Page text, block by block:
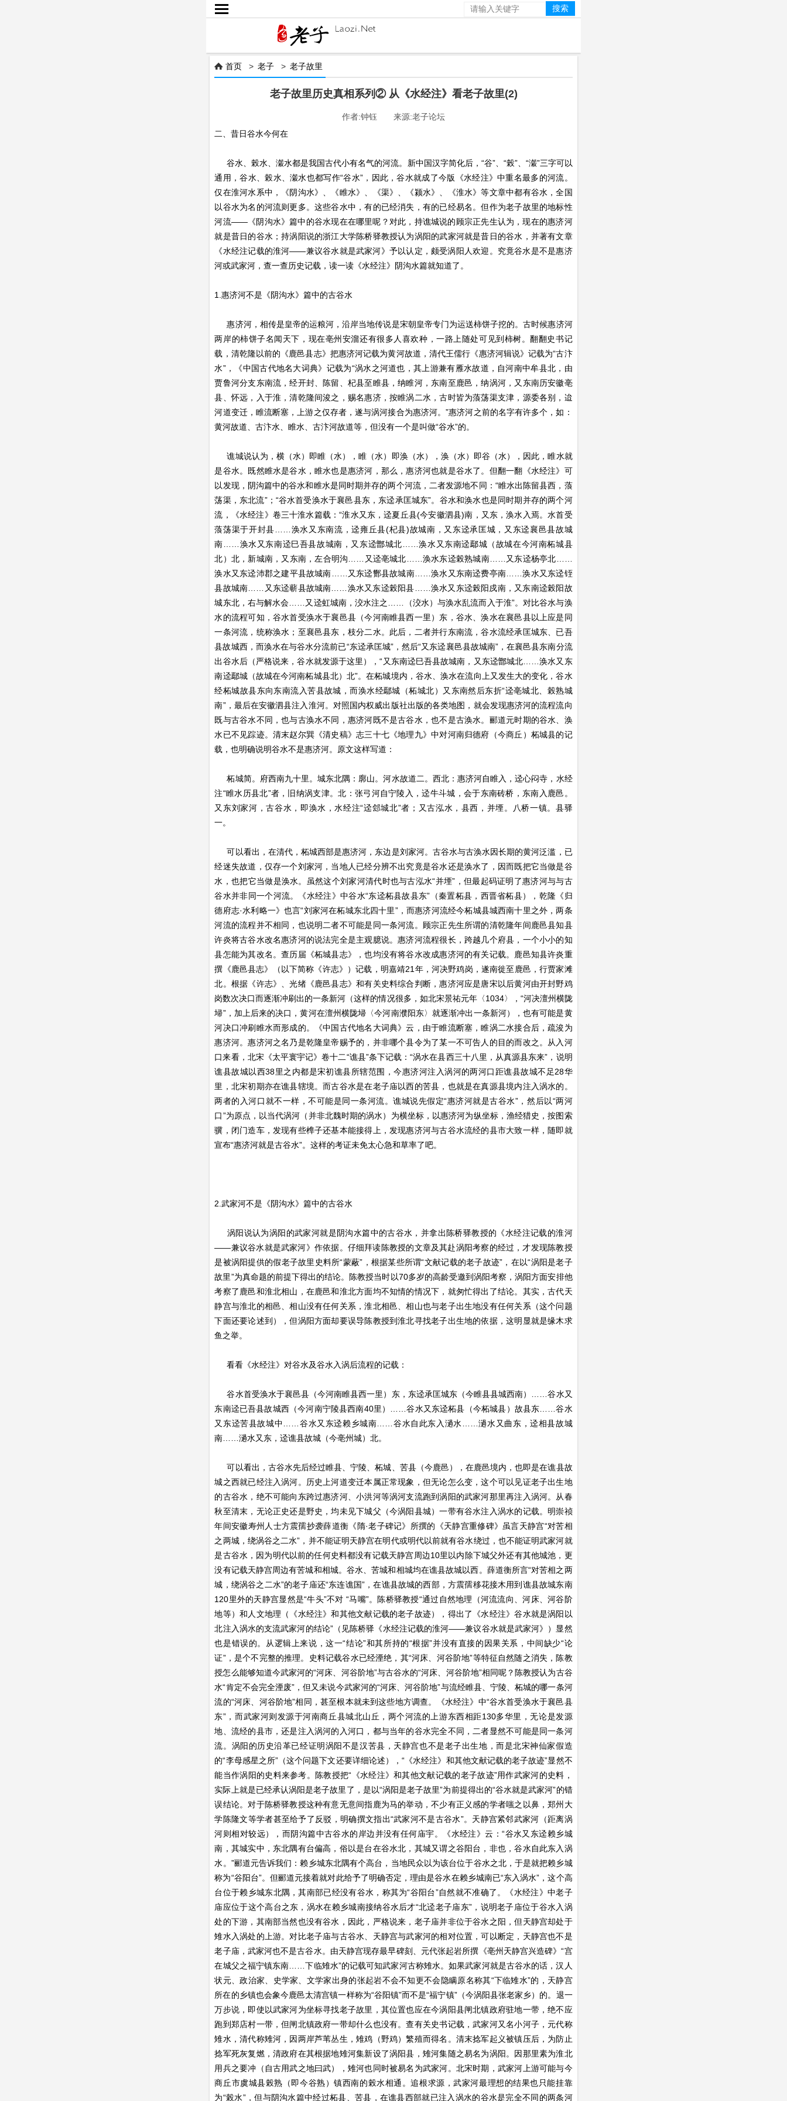

 首页 >老子 >老子故里
老子故里历史真相系列② 从《水经注》看老子故里(2)
作者:钟钰 来源:老子论坛
二、昔日谷水今何在
谷水、榖水、瀔水都是我国古代小有名气的河流。新中国汉字简化后，“谷”、“榖”、“瀔”三字可以
通用，谷水、榖水、瀔水也都写作“谷水”，因此，谷水就成了今版《水经注》中重名最多的河流。
仅在淮河水系中，《阴沟水》、《睢水》、《渠》、《颍水》、《淮水》等文章中都有谷水，全国
以谷水为名的河流则更多。这些谷水中，有的已经消失，有的已经易名。但作为老子故里的地标性
河流——《阴沟水》篇中的谷水现在在哪里呢？对此，持谯城说的顾宗正先生认为，现在的惠济河
就是昔日的谷水；持涡阳说的浙江大学陈桥驿教授认为涡阳的武家河就是昔日的谷水，并著有文章
《水经注记载的淮河——兼议谷水就是武家河》予以认定，颇受涡阳人欢迎。究竟谷水是不是惠济
河或武家河，查一查历史记载，读一读《水经注》阴沟水篇就知道了。
1.惠济河不是《阴沟水》篇中的古谷水
惠济河，相传是皇帝的运粮河，沿岸当地传说是宋朝皇帝专门为运送柿饼子挖的。古时候惠济河
两岸的柿饼子名闻天下，现在亳州安溜还有很多人喜欢种，一路上随处可见到柿树。翻翻史书记
载，清乾隆以前的《鹿邑县志》把惠济河记载为黄河故道，清代王儒行《惠济河辑说》记载为“古汴
水”，《中国古代地名大词典》记载为“涡水之河道也，其上游兼有雁水故道，自河南中牟县北，由
贾鲁河分支东南流，经开封、陈留、杞县至睢县，纳睢河，东南至鹿邑，纳涡河，又东南历安徽亳
县、怀远，入于淮，清乾隆间浚之，赐名惠济，按睢涡二水，古时皆为蒗荡渠支津，源委各别，迨
河道变迁，睢流断塞，上游之仅存者，遂与涡河接合为惠济河。”惠济河之前的名字有许多个，如：
黄河故道、古汴水、睢水、古汴河故道等，但没有一个是叫做“谷水”的。
谯城说认为，横（水）即睢（水），睢（水）即涣（水），涣（水）即谷（水），因此，睢水就
是谷水。既然睢水是谷水，睢水也是惠济河，那么，惠济河也就是谷水了。但翻一翻《水经注》可
以发现，阴沟篇中的谷水和睢水是同时期并存的两个河流，二者发源地不同：“睢水出陈留县西，蒗
荡渠，东北流”；“谷水首受涣水于襄邑县东，东迳承匡城东”。谷水和涣水也是同时期并存的两个河
流，《水经注》卷三十淮水篇载：“淮水又东，迳夏丘县(今安徽泗县)南，又东，涣水入焉。水首受
蒗荡渠于开封县……涣水又东南流，迳雍丘县(杞县)故城南，又东迳承匡城，又东迳襄邑县故城
南……涣水又东南迳巳吾县故城南，又东迳鄫城北……涣水又东南迳鄢城（故城在今河南柘城县
北）北，新城南，又东南，左合明沟……又迳亳城北……涣水东迳榖熟城南……又东迳杨亭北……
涣水又东迳沛郡之建平县故城南……又东迳酂县故城南……涣水又东南迳费亭南……涣水又东迳铚
县故城南……又东迳蕲县故城南……涣水又东迳榖阳县……涣水又东迳榖阳戍南，又东南迳榖阳故
城东北，右与解水会……又迳虹城南，洨水注之……（洨水）与涣水乱流而入于淮”。对比谷水与涣
水的流程可知，谷水首受涣水于襄邑县（今河南睢县西一里）东，谷水、涣水在襄邑县以上应是同
一条河流，统称涣水；至襄邑县东，枝分二水。此后，二者并行东南流，谷水流经承匡城东、已吾
县故城西，而涣水在与谷水分流前已“东迳承匡城”，然后“又东迳襄邑县故城南”，在襄邑县东南分流
出谷水后（严格说来，谷水就发源于这里），“又东南迳巳吾县故城南，又东迳鄫城北……涣水又东
南迳鄢城（故城在今河南柘城县北）北”。在柘城境内，谷水、涣水在流向上又发生大的变化，谷水
经柘城故县东向东南流入苦县故城，而涣水经鄢城（柘城北）又东南然后东折“迳亳城北、榖熟城
南”，最后在安徽泗县注入淮河。对照国内权威出版社出版的各类地图，就会发现惠济河的流程流向
既与古谷水不同，也与古涣水不同，惠济河既不是古谷水，也不是古涣水。郦道元时期的谷水、涣
水已不见踪迹。清末赵尔巽《清史稿》志三十七《地理九》中对河南归德府（今商丘）柘城县的记
载，也明确说明谷水不是惠济河。原文这样写道：
柘城简。府西南九十里。城东北隅：廓山。河水故道二。西北：惠济河自睢入，迳心闷寺，水经
注“睢水历县北”者，旧纳涡支津。北：张弓河自宁陵入，迳牛斗城，会于东南砖桥，东南入鹿邑。
又东刘家河，古谷水，即涣水，水经注“迳郐城北”者；又古泓水，县西，并堙。八桥一镇。县驿
一。
可以看出，在清代，柘城西部是惠济河，东边是刘家河。古谷水与古涣水因长期的黄河泛滥，已
经迷失故道，仅存一个刘家河，当地人已经分辨不出究竟是谷水还是涣水了，因而既把它当做是谷
水，也把它当做是涣水。虽然这个刘家河清代时也与古泓水“并堙”，但最起码证明了惠济河与与古
谷水并非同一个河流。《水经注》中谷水“东迳柘县故县东”（秦置柘县，西晋省柘县），乾隆《归
德府志·水利略一》也言“刘家河在柘城东北四十里”，而惠济河流经今柘城县城西南十里之外，两条
河流的流程并不相同，也说明二者不可能是同一条河流。顾宗正先生所谓的清乾隆年间鹿邑县知县
许炎将古谷水改名惠济河的说法完全是主观臆说。惠济河流程很长，跨越几个府县，一个小小的知
县怎能为其改名。查历届《柘城县志》，也均没有将谷水改成惠济河的有关记载。鹿邑知县许炎重
撰《鹿邑县志》（以下简称《许志》）记载，明嘉靖21年，河决野鸡岗，遂南徙至鹿邑，行贾家滩
北。根据《许志》、光绪《鹿邑县志》和有关史料综合判断，惠济河应是唐宋以后黄河由开封野鸡
岗数次决口而逐渐冲刷出的一条新河（这样的情况很多，如北宋景祐元年〈1034〉，“河决澶州横陇
埽”，加上后来的决口，黄河在澶州横陇埽〈今河南濮阳东〉就逐渐冲出一条新河），也有可能是黄
河决口冲刷睢水而形成的。《中国古代地名大词典》云，由于睢流断塞，睢涡二水接合后，疏浚为
惠济河。惠济河之名乃是乾隆皇帝赐予的，并非哪个县令为了某一不可告人的目的而改之。从入河
口来看，北宋《太平寰宇记》卷十二“谯县”条下记载：“涡水在县西三十八里，从真源县东来”，说明
谯县故城以西38里之内都是宋初谯县所辖范围，今惠济河注入涡河的两河口距谯县故城不足28华
里，北宋初期亦在谯县辖境。而古谷水是在老子庙以西的苦县，也就是在真源县境内注入涡水的。
两者的入河口就不一样，不可能是同一条河流。谯城说先假定“惠济河就是古谷水”，然后以“两河
口”为原点，以当代涡河（并非北魏时期的涡水）为横坐标，以惠济河为纵坐标，渔经猎史，按图索
骥，闭门造车，发现有些榫子还基本能接得上，发现惠济河与古谷水流经的县市大致一样，随即就
宣布“惠济河就是古谷水”。这样的考证未免太心急和草率了吧。
2.武家河不是《阴沟水》篇中的古谷水
涡阳说认为涡阳的武家河就是阴沟水篇中的古谷水，并拿出陈桥驿教授的《水经注记载的淮河
——兼议谷水就是武家河》作依据。仔细拜读陈教授的文章及其赴涡阳考察的经过，才发现陈教授
是被涡阳提供的假老子故里史料所“蒙蔽”，根据某些所谓“文献记载的老子故迹”，在以“涡阳是老子
故里”为真命题的前提下得出的结论。陈教授当时以70多岁的高龄受邀到涡阳考察，涡阳方面安排他
考察了鹿邑和淮北相山，在鹿邑和淮北方面均不知情的情况下，就匆忙得出了结论。其实，古代天
静宫与淮北的相邑、相山没有任何关系，淮北相邑、相山也与老子出生地没有任何关系（这个问题
下面还要论述到），但涡阳方面却要误导陈教授到淮北寻找老子出生地的依据，这明显就是缘木求
鱼之举。
看看《水经注》对谷水及谷水入涡后流程的记载：
谷水首受涣水于襄邑县（今河南睢县西一里）东，东迳承匡城东（今睢县县城西南）……谷水又
东南迳已吾县故城西（今河南宁陵县西南40里）……谷水又东迳柘县（今柘城县）故县东……谷水
又东迳苦县故城中……谷水又东迳赖乡城南……谷水自此东入濄水……濄水又曲东，迳相县故城
南……濄水又东，迳谯县故城（今亳州城）北。
可以看出，古谷水先后经过睢县、宁陵、柘城、苦县（今鹿邑），在鹿邑境内，也即是在谯县故
城之西就已经注入涡河。历史上河道变迁本属正常现象，但无论怎么变，这个可以见证老子出生地
的古谷水，绝不可能向东跨过惠济河、小洪河等涡河支流跑到涡阳的武家河那里再注入涡河。从春
秋至清末，无论正史还是野史，均未见下城父（今涡阳县城）一带有谷水注入涡水的记载。明崇祯
年间安徽寿州人士方震孺抄袭薛道衡《隋·老子碑记》所撰的《天静宫重修碑》虽言天静宫“对苦相
之两城，绕涡谷之二水”，并不能证明天静宫在明代或明代以前就有谷水绕过，也不能证明武家河就
是古谷水，因为明代以前的任何史料都没有记载天静宫周边10里以内除下城父外还有其他城池，更
没有记载天静宫周边有苦城和相城。谷水、苦城和相城均在谯县故城以西。薛道衡所言“对苦相之两
城，绕涡谷之二水”的老子庙还“东连谯国”，在谯县故城的西部，方震孺移花接木用到谯县故城东南
120里外的天静宫显然是“牛头”不对 “马嘴”。陈桥驿教授“通过自然地理（河流流向、河床、河谷阶
地等）和人文地理（《水经注》和其他文献记载的老子故迹），得出了《水经注》谷水就是涡阳以
北注入涡水的支流武家河的结论”（见陈桥驿《水经注记载的淮河——兼议谷水就是武家河》）显然
也是错误的。从逻辑上来说，这一“结论”和其所持的“根据”并没有直接的因果关系，中间缺少“论
证”，是个不完整的推理。史料记载谷水已经湮绝，其“河床、河谷阶地”等特征自然随之消失，陈教
授怎么能够知道今武家河的“河床、河谷阶地”与古谷水的“河床、河谷阶地”相同呢？陈教授认为古谷
水“肯定不会完全湮废”，但又未说今武家河的“河床、河谷阶地”与流经睢县、宁陵、柘城的哪一条河
流的“河床、河谷阶地”相同，甚至根本就未到这些地方调查。《水经注》中“谷水首受涣水于襄邑县
东”，而武家河则发源于河南商丘县城北山丘，两个河流的上游东西相距130多华里，无论是发源
地、流经的县市，还是注入涡河的入河口，都与当年的谷水完全不同，二者显然不可能是同一条河
流。涡阳的历史沿革已经证明涡阳不是汉苦县，天静宫也不是老子出生地，而是北宋神仙家假造
的“李母感星之所”（这个问题下文还要详细论述），“《水经注》和其他文献记载的老子故迹”显然不
能当作涡阳的史料来参考。陈教授把“《水经注》和其他文献记载的老子故迹”用作武家河的史料，
实际上就是已经承认涡阳是老子故里了，是以“涡阳是老子故里”为前提得出的“谷水就是武家河”的错
误结论。对于陈桥驿教授这种有意无意间指鹿为马的举动，不少有正义感的学者嗤之以鼻，郑州大
学陈隆文等学者甚至给予了反驳，明确撰文指出“武家河不是古谷水”。天静宫紧邻武家河（距离涡
河则相对较远），而阴沟篇中古谷水的岸边并没有任何庙宇。《水经注》云：“谷水又东迳赖乡城
南，其城实中，东北隅有台偏高，俗以是台在谷水北，其城又谓之谷阳台，非也，谷水自此东入涡
水。”郦道元告诉我们：赖乡城东北隅有个高台，当地民众以为该台位于谷水之北，于是就把赖乡城
称为“谷阳台”。但郦道元接着就对此给予了明确否定，理由是谷水在赖乡城南已“东入涡水”，这个高
台位于赖乡城东北隅，其南部已经没有谷水，称其为“谷阳台”自然就不准确了。《水经注》中老子
庙应位于这个高台之东，涡水在赖乡城南接纳谷水后才“北迳老子庙东”，说明老子庙位于谷水入涡
处的下游，其南部当然也没有谷水，因此，严格说来，老子庙并非位于谷水之阳，但天静宫却处于
雉水入涡处的上游。对比老子庙与古谷水、天静宫与武家河的相对位置，可以断定，天静宫也不是
老子庙，武家河也不是古谷水。由天静宫现存最早碑刻、元代张起岩所撰《亳州天静宫兴造碑》“宫
在城父之福宁镇东南……下临雉水”的记载可知武家河古称雉水。如果武家河就是古谷水的话，汉人
状元、政治家、史学家、文学家出身的张起岩不会不知更不会隐瞒原名称其“下临雉水”的，天静宫
所在的乡镇也会象今鹿邑太清宫镇一样称为“谷阳镇”而不是“福宁镇”（今涡阳县张老家乡）的。退一
万步说，即使以武家河为坐标寻找老子故里，其位置也应在今涡阳县闸北镇政府驻地一带，绝不应
跑到郑店村一带，但闸北镇政府一带却什么也没有。查有关史书记载，武家河又名小河子，元代称
雉水，清代称雉河，因两岸芦苇丛生，雉鸡（野鸡）繁殖而得名。清末捻军起义被镇压后，为防止
捻军死灰复燃，清政府在其根据地雉河集新设了涡阳县，雉河集随之易名为涡阳。因那里素为淮北
用兵之要冲（自古用武之地曰武），雉河也同时被易名为武家河。北宋时期，武家河上游可能与今
商丘市虞城县榖熟（即今谷熟）镇西南的榖水相通。追根求源，武家河最理想的结果也只能挂靠
为“榖水”，但与阴沟水篇中经过柘县、苦县，在谯县西部就已注入涡水的谷水是完全不同的两条河